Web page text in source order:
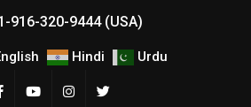
916-320-9444 (USA)
Hindi Urdu